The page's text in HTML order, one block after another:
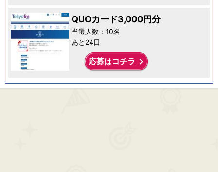
QUOカード3,000円分
当選人数：10名
あと24日
応募はコチラ keyboard_arrow_right